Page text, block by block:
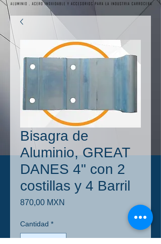
Bisagra de
Aluminio, GREAT
DANES 4" con 2
costillas y 4 Barril
870,00 MXN
Cantidad *